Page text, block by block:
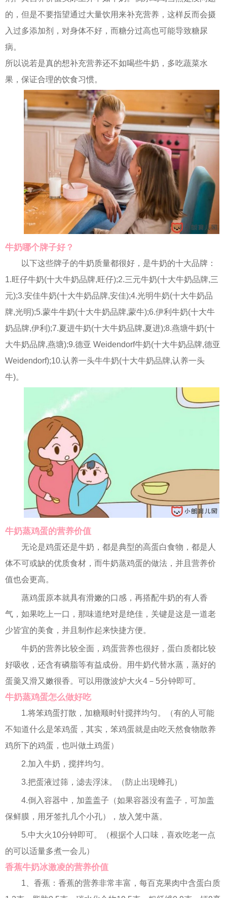
的，但是不要指望通过大量饮用来补充营养，这样反而会摄
入过多添加剂，对身体不好，而糖分过高也可能导致糖尿
病。
所以说若是真的想补充营养还不如喝些牛奶，多吃蔬菜水
果，保证合理的饮食习惯。
牛奶哪个牌子好？
以下这些牌子的牛奶质量都很好，是牛奶的十大品牌：
1.旺仔牛奶(十大牛奶品牌,旺仔);2.三元牛奶(十大牛奶品牌,三
元);3.安佳牛奶(十大牛奶品牌,安佳);4.光明牛奶(十大牛奶品
牌,光明);5.蒙牛牛奶(十大牛奶品牌,蒙牛);6.伊利牛奶(十大牛
奶品牌,伊利);7.夏进牛奶(十大牛奶品牌,夏进);8.燕塘牛奶(十
大牛奶品牌,燕塘);9.德亚 Weidendorf牛奶(十大牛奶品牌,德亚
Weidendorf);10.认养一头牛牛奶(十大牛奶品牌,认养一头
牛)。
牛奶蒸鸡蛋的营养价值
无论是鸡蛋还是牛奶，都是典型的高蛋白食物，都是人
体不可或缺的优质食材，而牛奶蒸鸡蛋的做法，并且营养价
值也会更高。
蒸鸡蛋原本就具有滑嫩的口感，再搭配牛奶的有人香
气，如果吃上一口，那味道绝对是绝佳，关键是这是一道老
少皆宜的美食，并且制作起来快捷方便。
牛奶的营养比较全面，鸡蛋营养也很好，蛋白质都比较
好吸收，还含有磷脂等有益成份。用牛奶代替水蒸，蒸好的
蛋羹又滑又嫩很香。可以用微波炉大火4－5分钟即可。
牛奶蒸鸡蛋怎么做好吃
1.将笨鸡蛋打散，加糖顺时针搅拌均匀。（有的人可能
不知道什么是笨鸡蛋，其实，笨鸡蛋就是由吃天然食物散养
鸡所下的鸡蛋，也叫做土鸡蛋）
2.加入牛奶，搅拌均匀。
3.把蛋液过筛，滤去浮沫。（防止出现蜂孔）
4.倒入容器中，加盖盖子（如果容器没有盖子，可加盖
保鲜膜，用牙签扎几个小孔），放入笼中蒸。
5.中大火10分钟即可。（根据个人口味，喜欢吃老一点
的可以适量多煮一会儿）
香蕉牛奶冰激凌的营养价值
1、香蕉：香蕉的营养非常丰富，每百克果肉中含蛋白质